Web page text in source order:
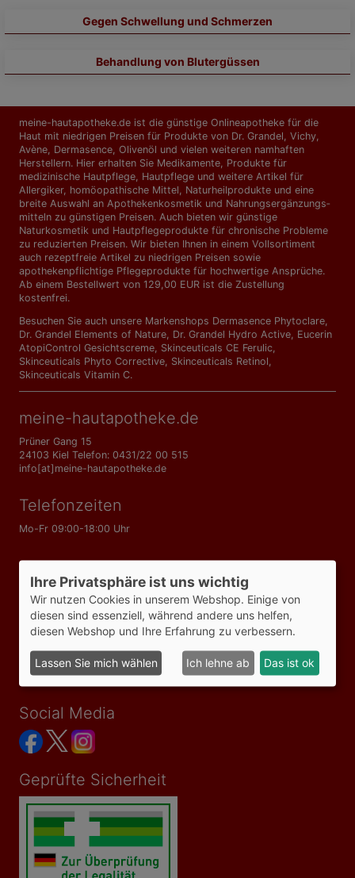
Gegen Schwellung und Schmerzen
Behandlung von Blutergüssen
meine-hautapotheke.de ist die günstige Onlineapotheke für die
Haut mit niedrigen Preisen für Produkte von Dr. Grandel, Vichy,
Avène, Dermasence, Olivenöl und vielen weiteren namhaften
Herstellern. Hier erhalten Sie Medikamente, Produkte für
medizinische Hautpflege, Hautpflege und weitere Artikel für
Allergiker, homöopathische Mittel, Naturheilprodukte und eine
breite Auswahl an Apothekenkosmetik und Nahrungs­ergänzungs­
mitteln zu günstigen Preisen. Auch bieten wir günstige
Naturkosmetik und Hautpflegeprodukte für chronische Probleme
zu reduzierten Preisen. Wir bieten Ihnen in einem Vollsortiment
auch rezeptfreie Artikel zu niedrigen Preisen sowie
apothekenpflichtige Pflegeprodukte für hochwertige Ansprüche.
Ab einem Bestellwert von 129,00 EUR ist die Zustellung
kostenfrei.
Besuchen Sie auch unsere Markenshops Dermasence Phytoclare
Dr. Grandel Elements of Nature Dr. Grandel Hydro Active Eucerin
AtopiControl Gesichtscreme Skinceuticals CE Ferulic
Skinceuticals Phyto Corrective Skinceuticals Retinol
Skinceuticals Vitamin C.
meine-hautapotheke.de
Prüner Gang 15
24103 Kiel Telefon: 0431/22 00 515
info[at]meine-hautapotheke.de
Telefonzeiten
Mo-Fr 09:00-18:00 Uhr
AGB
Impressum
Datenschutzerklärung
Versandkosten
Bezahlmöglichkeiten
Vertrag widerrufen
Social Media
Geprüfte Sicherheit
Ihre Privatsphäre ist uns wichtig
Wir nutzen Cookies in unserem Webshop. Einige von
diesen sind essenziell, während andere uns helfen,
diesen Webshop und Ihre Erfahrung zu verbessern.
Lassen Sie mich wählen Ich lehne ab Das ist ok